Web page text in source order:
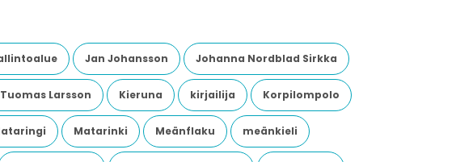
Jan Johansson Johanna Nordblad Sirkka
Larsson Kieruna kirjailija Korpilompolo
Matarinki Meänflaku meänkieli